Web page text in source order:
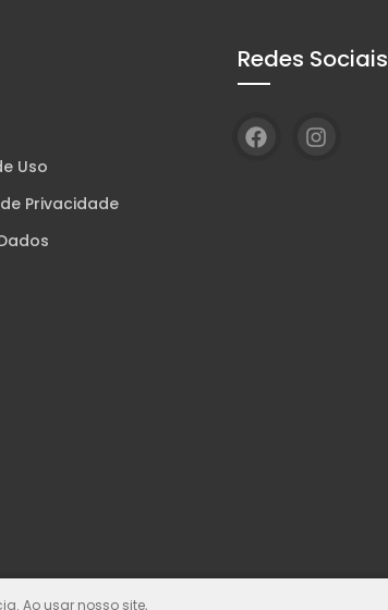
Uso
Privacidade
Redes Sociais
Ao usar nosso site,